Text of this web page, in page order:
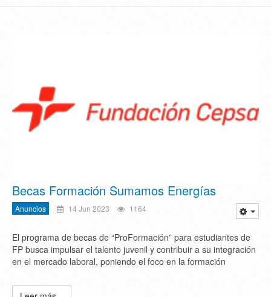
Becas Formación Sumamos Energías
Anuncios 14 Jun 2023 1164
El programa de becas de “ProFormación” para estudiantes de
FP busca impulsar el talento juvenil y contribuir a su integración
en el mercado laboral, poniendo el foco en la formación